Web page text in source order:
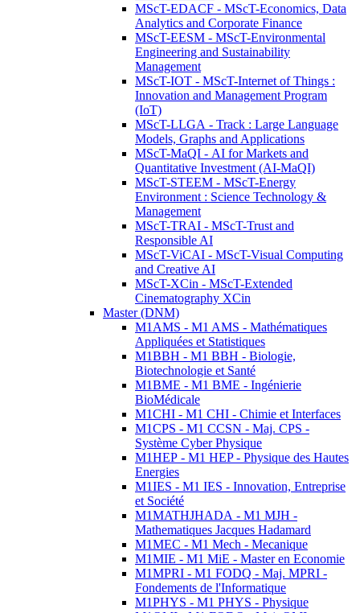
MScT-EDACF - MScT-Economics, Data
Analytics and Corporate Finance
MScT-EESM - MScT-Environmental
Engineering and Sustainability
Management
MScT-IOT - MScT-Internet of Things :
Innovation and Management Program
(IoT)
MScT-LLGA - Track : Large Language
Models, Graphs and Applications
MScT-MaQI - AI for Markets and
Quantitative Investment (AI-MaQI)
MScT-STEEM - MScT-Energy
Environment : Science Technology &
Management
MScT-TRAI - MScT-Trust and
Responsible AI
MScT-ViCAI - MScT-Visual Computing
and Creative AI
MScT-XCin - MScT-Extended
Cinematography XCin
Master (DNM)
M1AMS - M1 AMS - Mathématiques
Appliquées et Statistiques
M1BBH - M1 BBH - Biologie,
Biotechnologie et Santé
M1BME - M1 BME - Ingénierie
BioMédicale
M1CHI - M1 CHI - Chimie et Interfaces
M1CPS - M1 CCSN - Maj. CPS -
Système Cyber Physique
M1HEP - M1 HEP - Physique des Hautes
Energies
M1IES - M1 IES - Innovation, Entreprise
et Société
M1MATHJHADA - M1 MJH -
Mathematiques Jacques Hadamard
M1MEC - M1 Mech - Mecanique
M1MIE - M1 MiE - Master en Economie
M1MPRI - M1 FODQ - Maj. MPRI -
Fondements de l'Informatique
M1PHYS - M1 PHYS - Physique